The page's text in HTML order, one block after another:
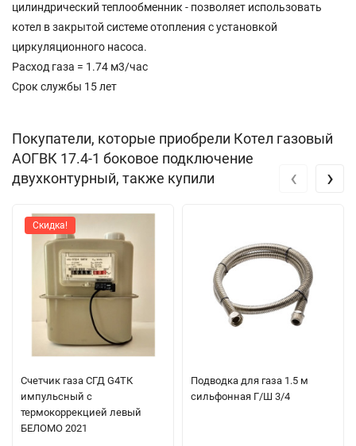
цилиндрический теплообменник - позволяет использовать
котел в закрытой системе отопления с установкой
циркуляционного насоса.
Расход газа = 1.74 м3/час
Срок службы 15 лет
Покупатели, которые приобрели Котел газовый
АОГВК 17.4-1 боковое подключение
двухконтурный, также купили
Скидка!
Счетчик газа СГД G4TК
импульсный с
термокоррекцией левый
БЕЛОМО 2021
Подводка для газа 1.5 м
сильфонная Г/Ш 3/4
‹ ›